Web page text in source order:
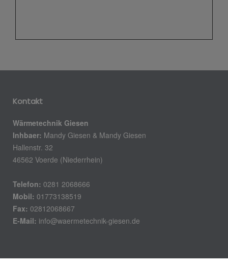
Kontakt
Wärmetechnik Giesen
Inhbaer: Mandy Giesen & Mandy Giesen
Hallenstr. 32
46562 Voerde (Niederrhein)
Telefon: 0281 2068666
Mobil: 01773138519
Fax: 02812068667
E-Mail: info@waermetechnik-giesen.de